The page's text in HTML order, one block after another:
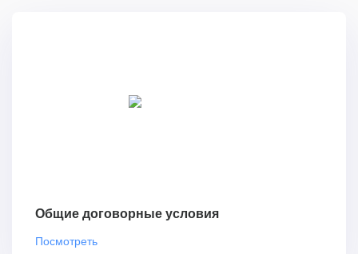
Общие договорные условия
Посмотреть